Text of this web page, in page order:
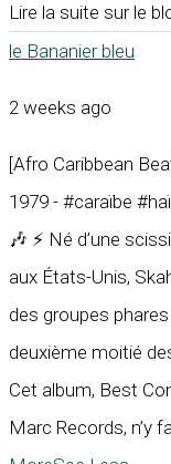
Lire la suite sur le
le Bananier bleu
2 weeks ago
[Afro Caribbean
1979 - #caraïbe
🎶 ⚡ Né d’une
aux États-Unis,
des groupes
deuxième moitié
Cet album, Best
Marc Records, n’y